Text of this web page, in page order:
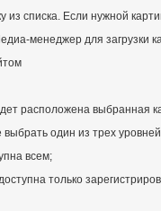
списка. Если нужной
менеджер для загрузки
расположена выбранная
один из трех
всем;
только